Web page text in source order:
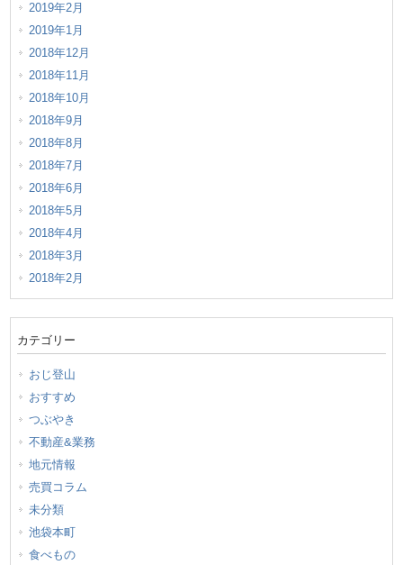
2019年2月
2019年1月
2018年12月
2018年11月
2018年10月
2018年9月
2018年8月
2018年7月
2018年6月
2018年5月
2018年4月
2018年3月
2018年2月
カテゴリー
おじ登山
おすすめ
つぶやき
不動産&業務
地元情報
売買コラム
未分類
池袋本町
食べもの